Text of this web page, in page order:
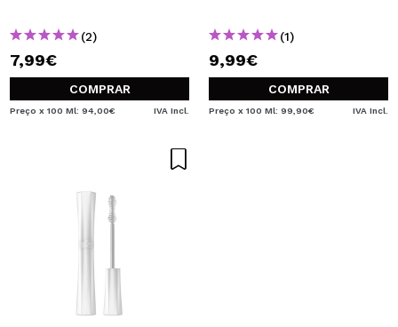
(2)
7,99€
COMPRAR
Preço x 100 Ml: 94,00€ IVA Incl.
(1)
9,99€
COMPRAR
Preço x 100 Ml: 99,90€ IVA Incl.